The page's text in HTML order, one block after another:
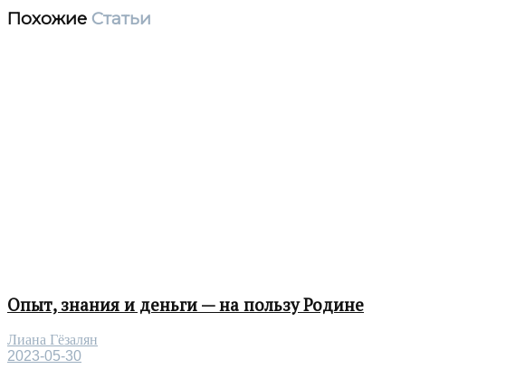
Похожие Статьи
Опыт, знания и деньги — на пользу Родине
Лиана Гёзалян
2023-05-30